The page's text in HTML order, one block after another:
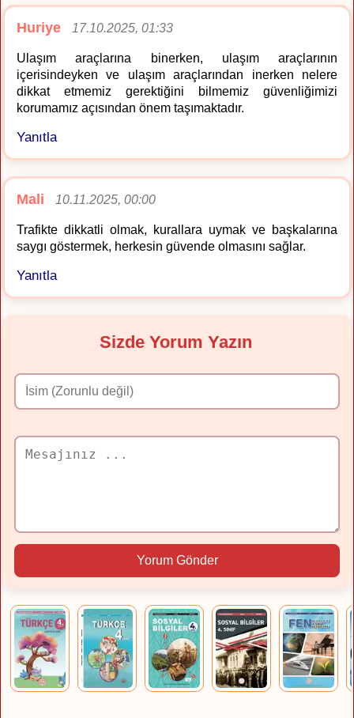
Huriye 17.10.2025, 01:33
Ulaşım araçlarına binerken, ulaşım araçlarının
içerisindeyken ve ulaşım araçlarından inerken nelere
dikkat etmemiz gerektiğini bilmemiz güvenliğimizi
korumamız açısından önem taşımaktadır.
Yanıtla
Mali 10.11.2025, 00:00
Trafikte dikkatli olmak, kurallara uymak ve başkalarına
saygı göstermek, herkesin güvende olmasını sağlar.
Yanıtla
Sizde Yorum Yazın
Yorum Gönder